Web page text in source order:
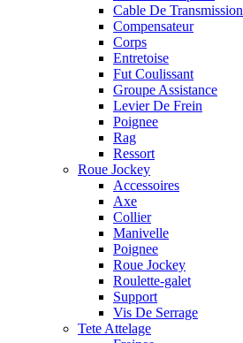
Cable De Transmission
Compensateur
Corps
Entretoise
Fut Coulissant
Groupe Assistance
Levier De Frein
Poignee
Rag
Ressort
Roue Jockey
Accessoires
Axe
Collier
Manivelle
Poignee
Roue Jockey
Roulette-galet
Support
Vis De Serrage
Tete Attelage